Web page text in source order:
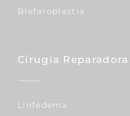
Blefaroplastia
Cirugía Reparadora
Linfedema